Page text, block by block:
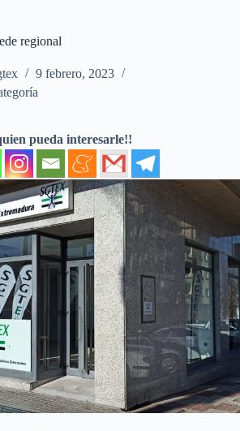
regional
9 febrero, 2023
pueda interesarle!!